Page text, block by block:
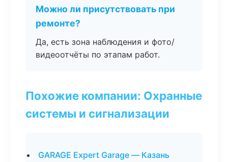
Можно ли присутствовать при
ремонте?
Да, есть зона наблюдения и фото/
видеоотчёты по этапам работ.
Похожие компании: Охранные
системы и сигнализации
GARAGE Expert Garage — Казань